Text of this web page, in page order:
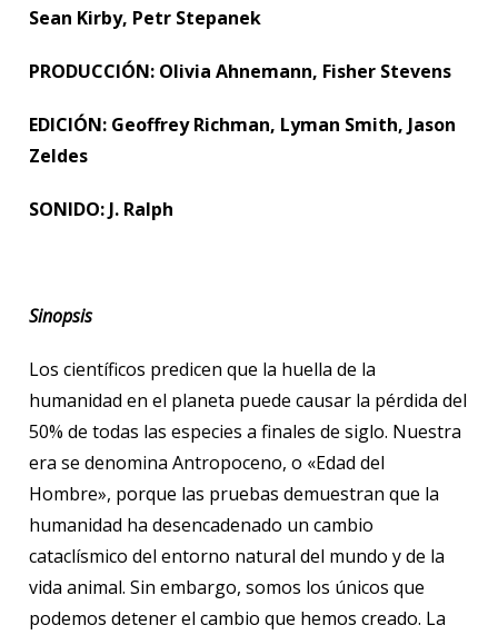
Sean Kirby, Petr Stepanek
PRODUCCIÓN: Olivia Ahnemann, Fisher Stevens
EDICIÓN: Geoffrey Richman, Lyman Smith, Jason
Zeldes
SONIDO: J. Ralph
Sinopsis
Los científicos predicen que la huella de la
humanidad en el planeta puede causar la pérdida del
50% de todas las especies a finales de siglo. Nuestra
era se denomina Antropoceno, o «Edad del
Hombre», porque las pruebas demuestran que la
humanidad ha desencadenado un cambio
cataclísmico del entorno natural del mundo y de la
vida animal. Sin embargo, somos los únicos que
podemos detener el cambio que hemos creado. La